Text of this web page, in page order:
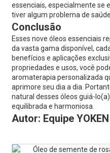
essenciais, especialmente se
tiver algum problema de saúde.
Conclusão
Esses nove óleos essenciais
da vasta gama disponível,
benefícios e aplicações
propriedades e usos, você
aromaterapia personalizada
aprimore seu dia a dia.
natural desses óleos guiá-
equilibrada e harmoniosa.
Autor: Equipe YOKEN